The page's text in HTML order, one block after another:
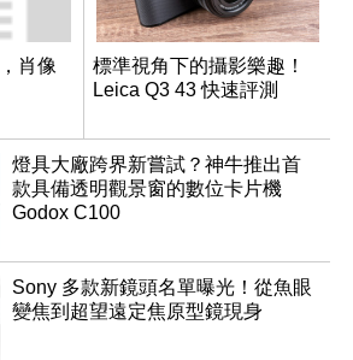
肖像
標準視角下的攝影樂趣！
Leica Q3 43 快速評測
燈具大廠跨界新嘗試？神牛推出首
款具備透明觀景窗的數位卡片機
Godox C100
Sony 多款新鏡頭名單曝光！從魚眼
變焦到超望遠定焦原型鏡現身